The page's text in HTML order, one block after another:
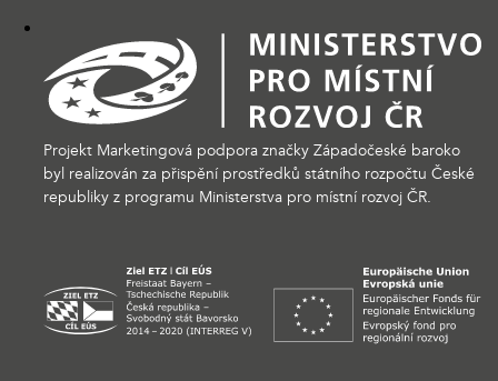
Projekt Marketingová podpora značky Západočeské baroko
byl realizován za přispění prostředků státního rozpočtu České
republiky z programu Ministerstva pro místní rozvoj ČR.